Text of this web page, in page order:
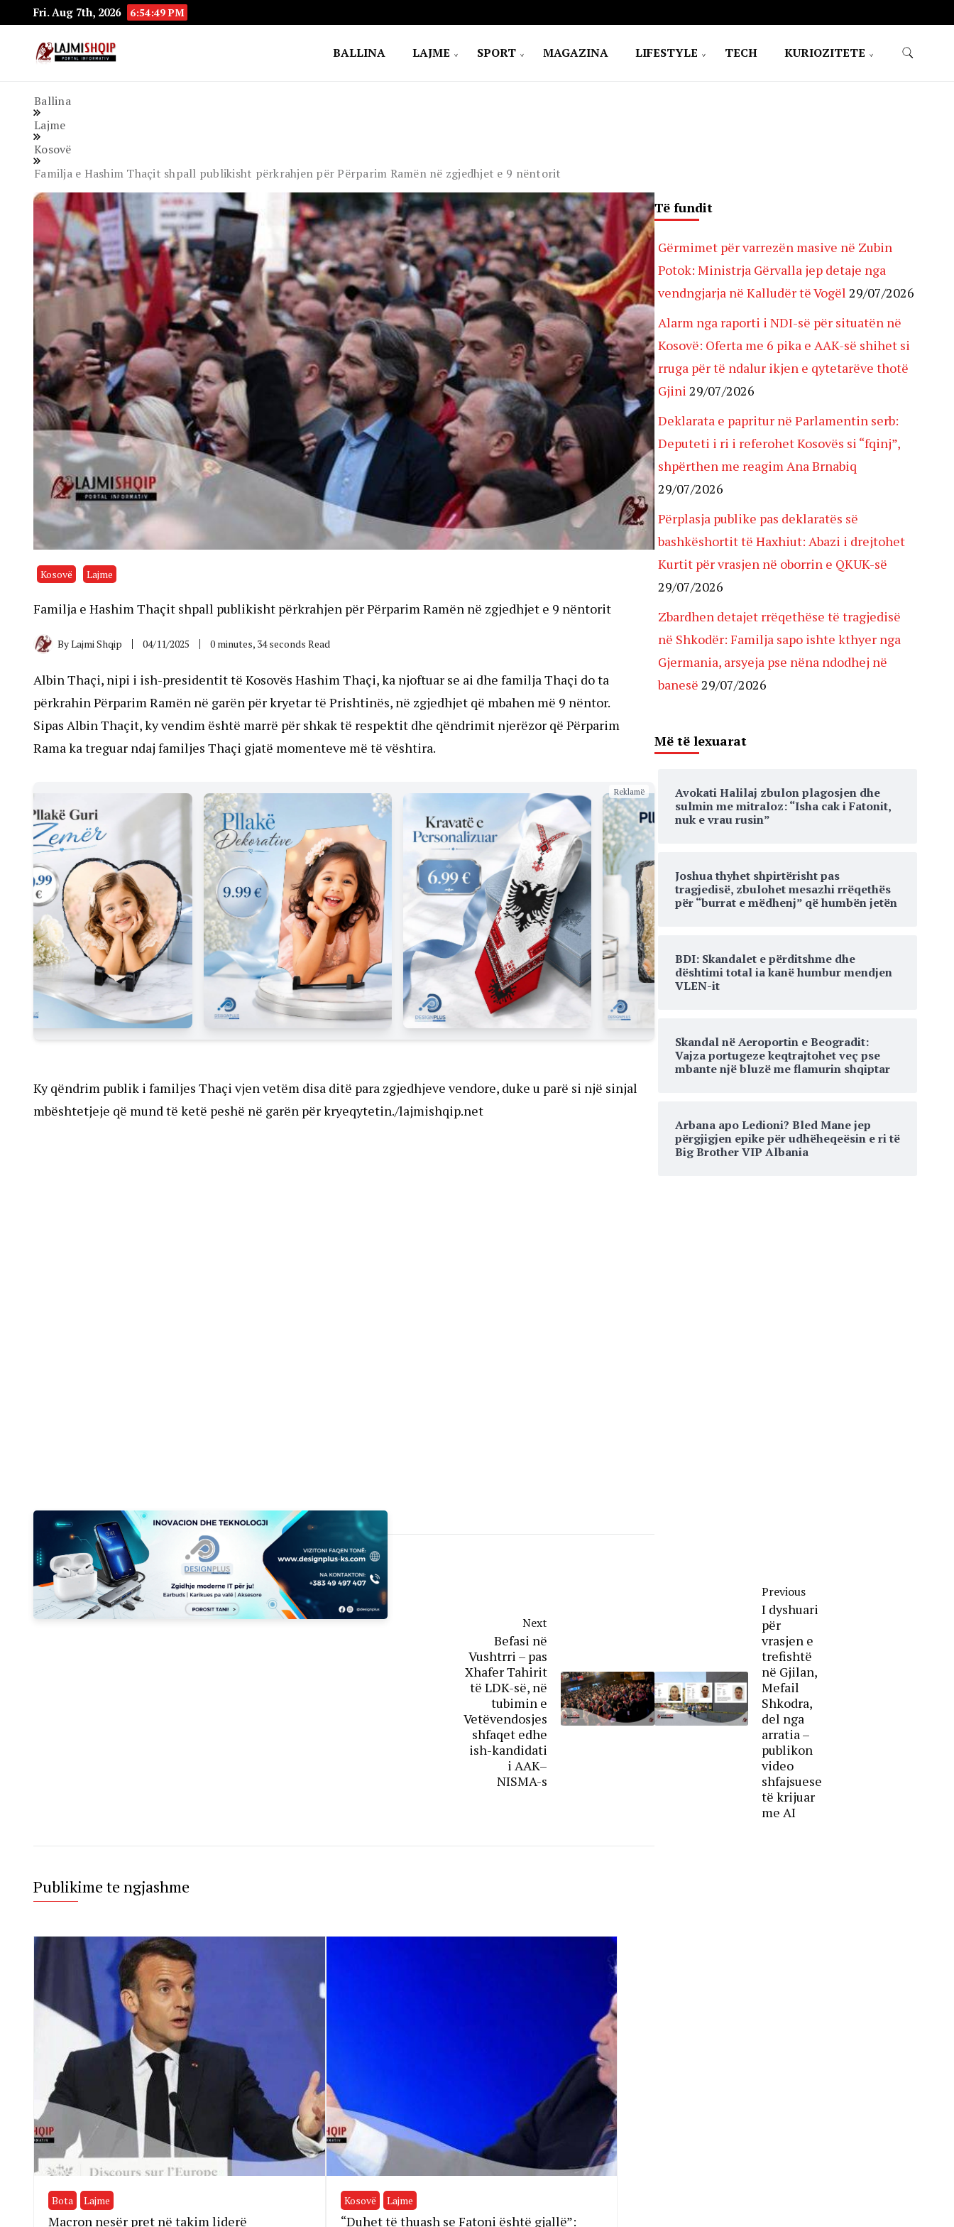
Fri. Aug 7th, 2026 6:54:50 PM
BALLINA LAJME SPORT MAGAZINA LIFESTYLE TECH KURIOZITETE
Ballina
Lajme
Kosovë
Familja e Hashim Thaçit shpall publikisht përkrahjen për Përparim Ramën në zgjedhjet e 9 nëntorit
Kosovë Lajme
Familja e Hashim Thaçit shpall publikisht përkrahjen për Përparim Ramën në zgjedhjet e 9 nëntorit
ByLajmi Shqip 04/11/2025 0 minutes, 34 seconds Read
Albin Thaçi, nipi i ish-presidentit të Kosovës Hashim Thaçi, ka njoftuar se ai dhe familja Thaçi do ta
përkrahin Përparim Ramën në garën për kryetar të Prishtinës, në zgjedhjet që mbahen më 9 nëntor.
Sipas Albin Thaçit, ky vendim është marrë për shkak të respektit dhe qëndrimit njerëzor që Përparim
Rama ka treguar ndaj familjes Thaçi gjatë momenteve më të vështira.
Reklamë
Ky qëndrim publik i familjes Thaçi vjen vetëm disa ditë para zgjedhjeve vendore, duke u parë si një sinjal
mbështetjeje që mund të ketë peshë në garën për kryeqytetin./lajmishqip.net
Previous
I dyshuari
për
vrasjen e
trefishtë
në Gjilan,
Mefail
Shkodra,
del nga
arratia –
publikon
video
shfajsuese
të krijuar
me AI
Next
Befasi në
Vushtrri – pas
Xhafer Tahirit
të LDK-së, në
tubimin e
Vetëvendosjes
shfaqet edhe
ish-kandidati
i AAK–
NISMA-s
Publikime te ngjashme
Bota Lajme
Macron nesër pret në takim liderë
Kosovë Lajme
“Duhet të thuash se Fatoni është gjallë”:
Të fundit
Gërmimet për varrezën masive në Zubin
Potok: Ministrja Gërvalla jep detaje nga
vendngjarja në Kalludër të Vogël 29/07/2026
Alarm nga raporti i NDI-së për situatën në
Kosovë: Oferta me 6 pika e AAK-së shihet si
rruga për të ndalur ikjen e qytetarëve thotë
Gjini 29/07/2026
Deklarata e papritur në Parlamentin serb:
Deputeti i ri i referohet Kosovës si “fqinj”,
shpërthen me reagim Ana Brnabiq
29/07/2026
Përplasja publike pas deklaratës së
bashkëshortit të Haxhiut: Abazi i drejtohet
Kurtit për vrasjen në oborrin e QKUK-së
29/07/2026
Zbardhen detajet rrëqethëse të tragjedisë
në Shkodër: Familja sapo ishte kthyer nga
Gjermania, arsyeja pse nëna ndodhej në
banesë 29/07/2026
Më të lexuarat
Avokati Halilaj zbulon plagosjen dhe
sulmin me mitraloz: “Isha cak i Fatonit,
nuk e vrau rusin”
Joshua thyhet shpirtërisht pas
tragjedisë, zbulohet mesazhi rrëqethës
për “burrat e mëdhenj” që humbën jetën
BDI: Skandalet e përditshme dhe
dështimi total ia kanë humbur mendjen
VLEN-it
Skandal në Aeroportin e Beogradit:
Vajza portugeze keqtrajtohet veç pse
mbante një bluzë me flamurin shqiptar
Arbana apo Ledioni? Bled Mane jep
përgjigjen epike për udhëheqeësin e ri të
Big Brother VIP Albania